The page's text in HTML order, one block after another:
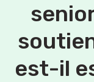
est-il